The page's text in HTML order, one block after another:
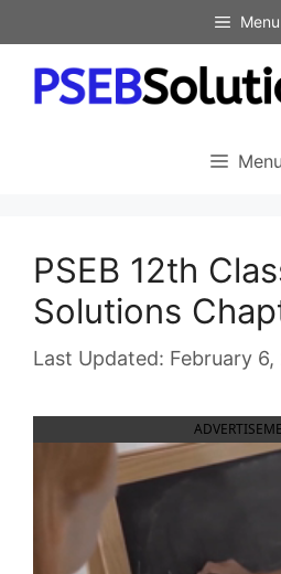
to
content
Menu
Menu
PSEB 12th
Solutions
February 6,